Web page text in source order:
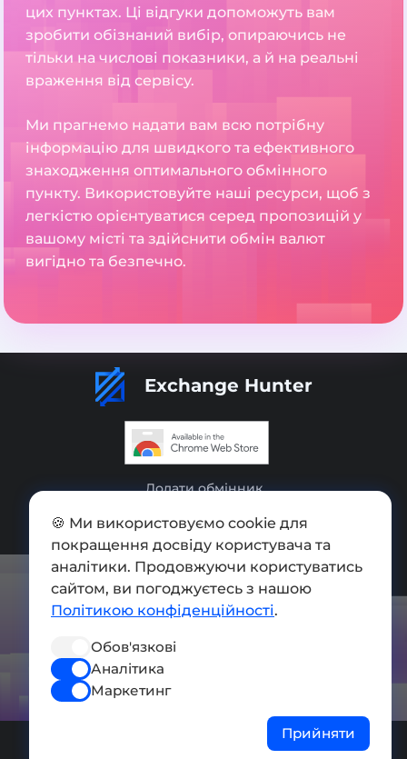
цих пунктах. Ці відгуки допоможуть вам
зробити обізнаний вибір, опираючись не
тільки на числові показники, а й на реальні
враження від сервісу.
Ми прагнемо надати вам всю потрібну
інформацію для швидкого та ефективного
знаходження оптимального обмінного
пункту. Використовуйте наші ресурси, щоб з
легкістю орієнтуватися серед пропозицій у
вашому місті та здійснити обмін валют
вигідно та безпечно.
Exchange Hunter
Додати обмінник
Мапа сайту
Press kit
Умови використання
Політика конфіденційності
СОЦ. МЕРЕЖІ
🍪 Ми використовуємо cookie для
покращення досвіду користувача та
аналітики. Продовжуючи користуватись
сайтом, ви погоджуєтесь з нашою
Політикою конфіденційності.
Обов'язкові
Аналітика
Маркетинг
Прийняти